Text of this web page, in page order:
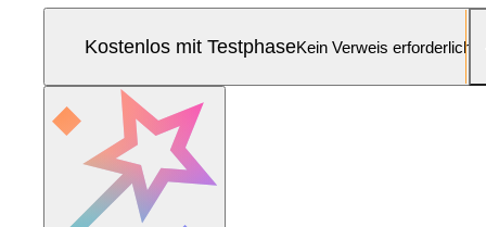
Kostenlos mit TestphaseKein Verweis erforderlich